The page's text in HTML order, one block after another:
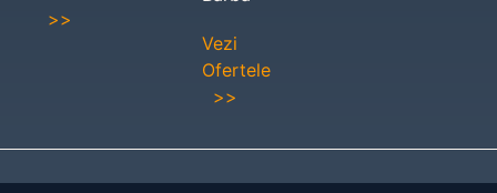
>>
Vezi
Ofertele
>>